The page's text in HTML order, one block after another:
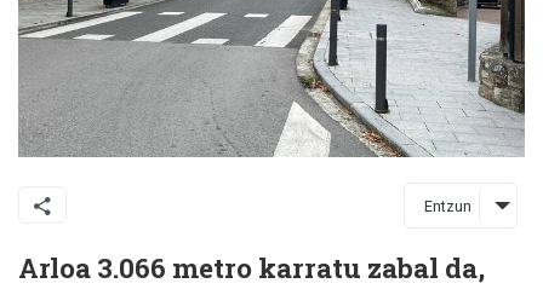
Entzun
Arloa 3.066 metro karratu zabal da,